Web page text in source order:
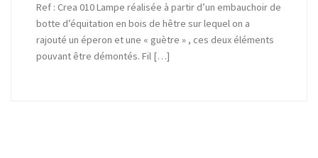
Ref : Crea 010 Lampe réalisée à partir d’un embauchoir de
botte d’équitation en bois de hêtre sur lequel on a
rajouté un éperon et une « guètre » , ces deux éléments
pouvant être démontés. Fil […]